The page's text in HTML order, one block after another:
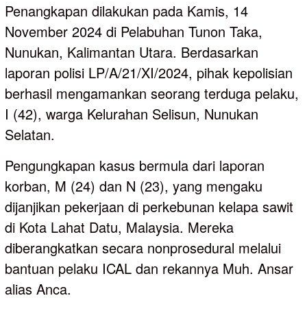
Penangkapan dilakukan pada Kamis, 14
November 2024 di Pelabuhan Tunon Taka,
Nunukan, Kalimantan Utara. Berdasarkan
laporan polisi LP/A/21/XI/2024, pihak kepolisian
berhasil mengamankan seorang terduga pelaku,
I (42), warga Kelurahan Selisun, Nunukan
Selatan.
Pengungkapan kasus bermula dari laporan
korban, M (24) dan N (23), yang mengaku
dijanjikan pekerjaan di perkebunan kelapa sawit
di Kota Lahat Datu, Malaysia. Mereka
diberangkatkan secara nonprosedural melalui
bantuan pelaku ICAL dan rekannya Muh. Ansar
alias Anca.